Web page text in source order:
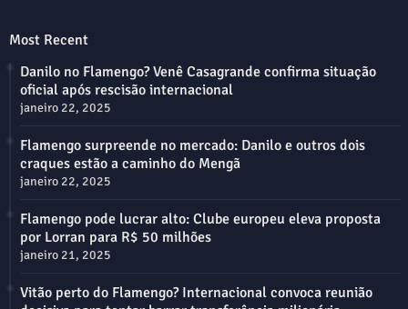
Most Recent
Danilo no Flamengo? Venê Casagrande confirma situação
oficial após rescisão internacional
janeiro 22, 2025
Flamengo surpreende no mercado: Danilo e outros dois
craques estão a caminho do Mengã
janeiro 22, 2025
Flamengo pode lucrar alto: Clube europeu eleva proposta
por Lorran para R$ 50 milhões
janeiro 21, 2025
Vitão perto do Flamengo? Internacional convoca reunião